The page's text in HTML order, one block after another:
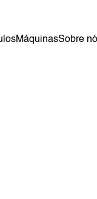
MáquinasSobre